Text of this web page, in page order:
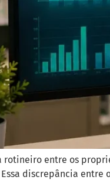
rotineiro entre os
discrepância entre